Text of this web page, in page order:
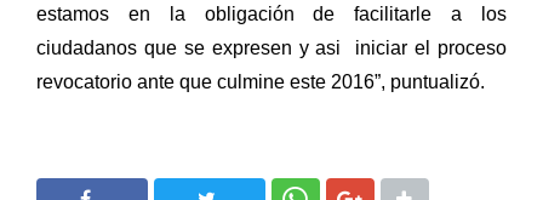
estamos en la obligación de facilitarle a los
ciudadanos que se expresen y asi
iniciar el proceso
revocatorio ante que culmine este 2016”, puntualizó.